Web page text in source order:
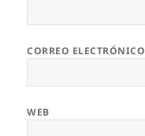
CORREO ELECTRÓNICO
WEB